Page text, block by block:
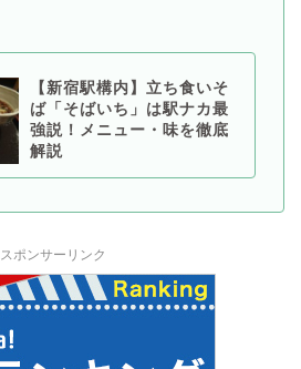
【新宿駅構内】立ち食いそ
ば「そばいち」は駅ナカ最
強説！メニュー・味を徹底
解説
スポンサーリンク